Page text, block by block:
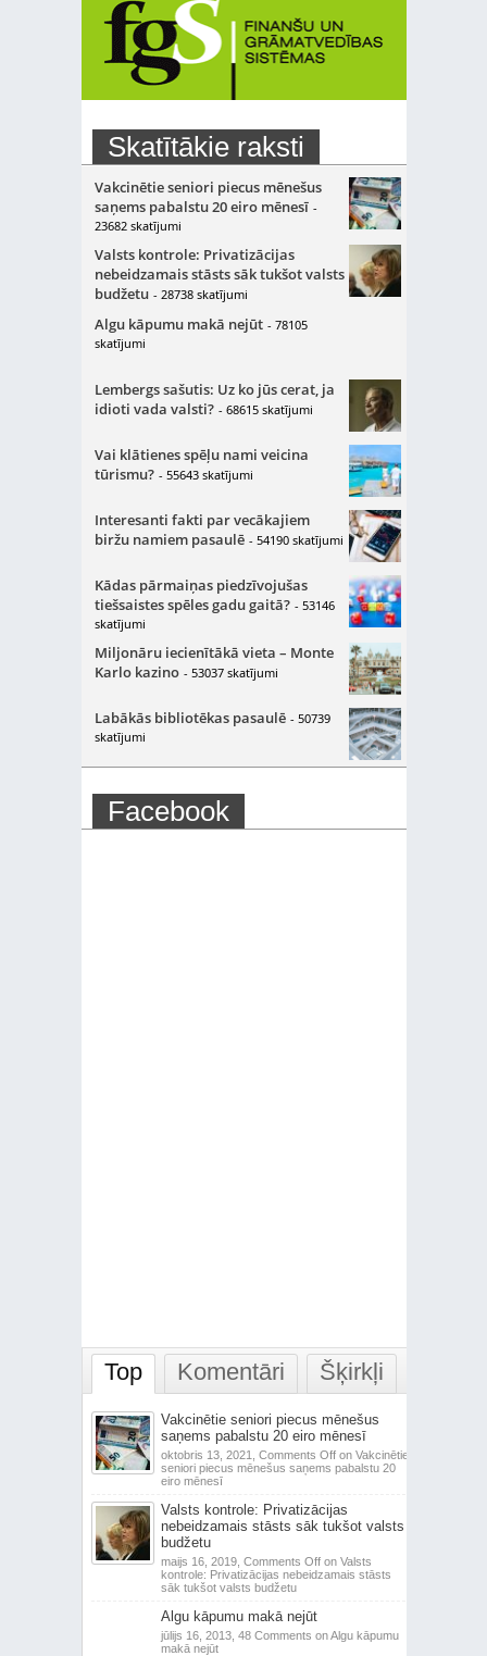
Skatītākie raksti
Vakcinētie seniori piecus mēnešus
saņems pabalstu 20 eiro mēnesī -
23682 skatījumi
Valsts kontrole: Privatizācijas
nebeidzamais stāsts sāk tukšot valsts
budžetu - 28738 skatījumi
Algu kāpumu makā nejūt - 78105
skatījumi
Lembergs sašutis: Uz ko jūs cerat, ja
idioti vada valsti? - 68615 skatījumi
Vai klātienes spēļu nami veicina
tūrismu? - 55643 skatījumi
Interesanti fakti par vecākajiem
biržu namiem pasaulē - 54190 skatījumi
Kādas pārmaiņas piedzīvojušas
tiešsaistes spēles gadu gaitā? - 53146
skatījumi
Miljonāru iecienītākā vieta – Monte
Karlo kazino - 53037 skatījumi
Labākās bibliotēkas pasaulē - 50739
skatījumi
Facebook
Top Komentāri Šķirkļi
Vakcinētie seniori piecus mēnešus
saņems pabalstu 20 eiro mēnesī
oktobris 13, 2021, Comments Offon Vakcinētie
seniori piecus mēnešus saņems pabalstu 20
eiro mēnesī
Valsts kontrole: Privatizācijas
nebeidzamais stāsts sāk tukšot valsts
budžetu
maijs 16, 2019, Comments Offon Valsts
kontrole: Privatizācijas nebeidzamais stāsts
sāk tukšot valsts budžetu
Algu kāpumu makā nejūt
jūlijs 16, 2013, 48 Comments on Algu kāpumu
makā nejūt